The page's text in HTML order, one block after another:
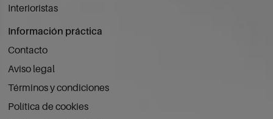
Interioristas
Información práctica
Contacto
Aviso legal
Términos y condiciones
Política de cookies